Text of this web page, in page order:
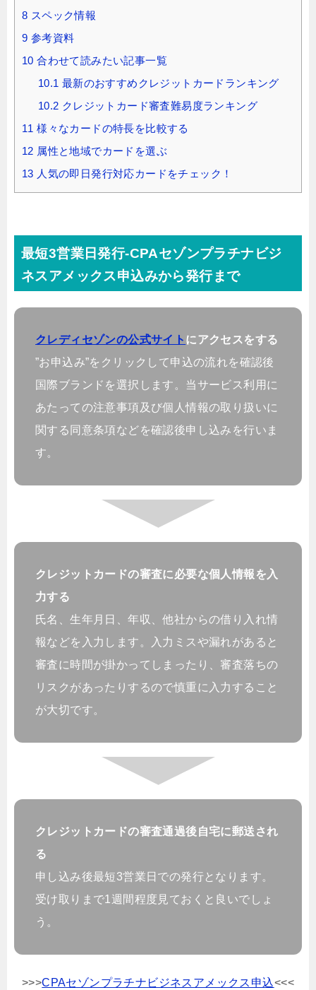
8 スペック情報
9 参考資料
10 合わせて読みたい記事一覧
10.1 最新のおすすめクレジットカードランキング
10.2 クレジットカード審査難易度ランキング
11 様々なカードの特長を比較する
12 属性と地域でカードを選ぶ
13 人気の即日発行対応カードをチェック！
最短3営業日発行-CPAセゾンプラチナビジ
ネスアメックス申込みから発行まで
クレディセゾンの公式サイト にアクセスをする
”お申込み”をクリックして申込の流れを確認後
国際ブランドを選択します。当サービス利用に
あたっての注意事項及び個人情報の取り扱いに
関する同意条項などを確認後申し込みを行いま
す。
クレジットカードの審査に必要な個人情報を入
力する
氏名、生年月日、年収、他社からの借り入れ情
報などを入力します。入力ミスや漏れがあると
審査に時間が掛かってしまったり、審査落ちの
リスクがあったりするので慎重に入力すること
が大切です。
クレジットカードの審査通過後自宅に郵送され
る
申し込み後最短3営業日での発行となります。
受け取りまで1週間程度見ておくと良いでしょ
う。
>>>CPAセゾンプラチナビジネスアメックス申込<<<